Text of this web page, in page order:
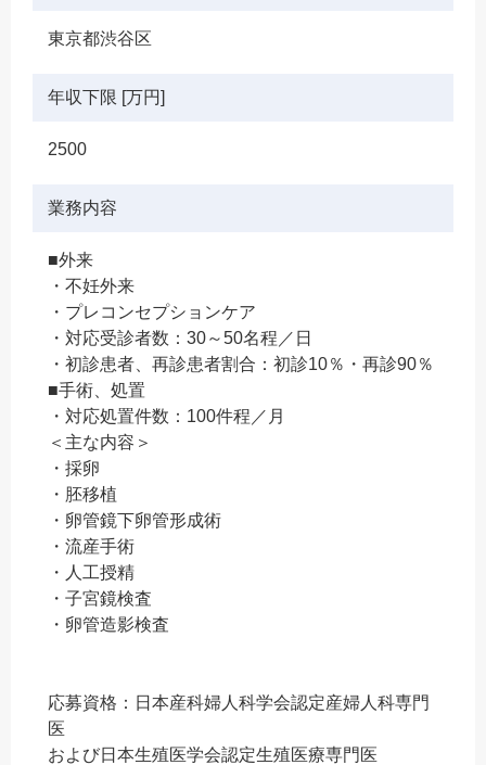
東京都渋谷区
年収下限 [万円]
2500
業務内容
■外来
・不妊外来
・プレコンセプションケア
・対応受診者数：30～50名程／日
・初診患者、再診患者割合：初診10％・再診90％
■手術、処置
・対応処置件数：100件程／月
＜主な内容＞
・採卵
・胚移植
・卵管鏡下卵管形成術
・流産手術
・人工授精
・子宮鏡検査
・卵管造影検査
応募資格：日本産科婦人科学会認定産婦人科専門
医
および日本生殖医学会認定生殖医療専門医